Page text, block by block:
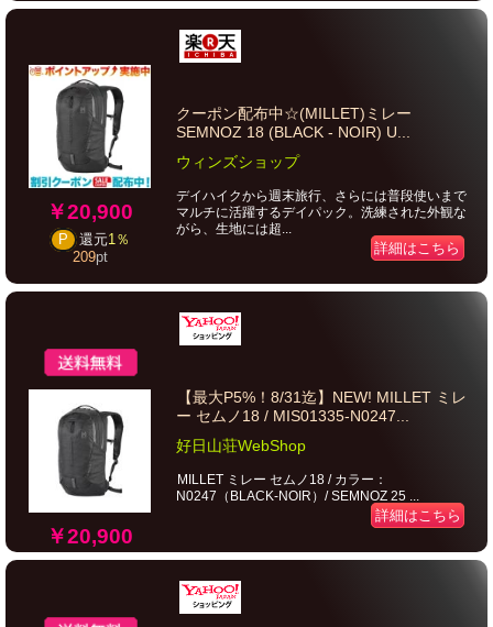
￥20,900
P 還元1％
209pt
クーポン配布中☆(MILLET)ミレー
SEMNOZ 18 (BLACK - NOIR) U...
ウィンズショップ
デイハイクから週末旅行、さらには普段使いまで
マルチに活躍するデイパック。洗練された外観な
がら、生地には超...
詳細はこちら
￥20,900
【最大P5%！8/31迄】NEW! MILLET ミレ
ー セムノ18 / MIS01335-N0247...
好日山荘WebShop
MILLET ミレー セムノ18 / カラー：
N0247（BLACK-NOIR）/ SEMNOZ 25 ...
詳細はこちら